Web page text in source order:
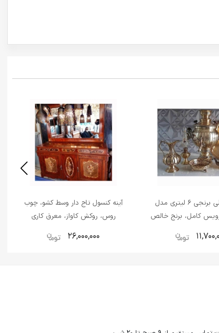
سماور ذغالی برنجی 6 لیتری مدل
کامل، برنج خالص
آینه کنسول تاج دار وسط کشو، چوب
روس، روکش کاواز، معرق کاری
26,000,000